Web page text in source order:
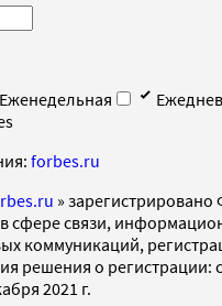
Еженедельная
forbes.ru
»
сфере связи,
коммуникаций,
решения о регистрации:
2021 г.